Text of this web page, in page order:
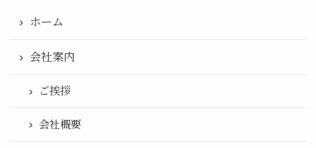
ホーム
会社案内
ご挨拶
会社概要